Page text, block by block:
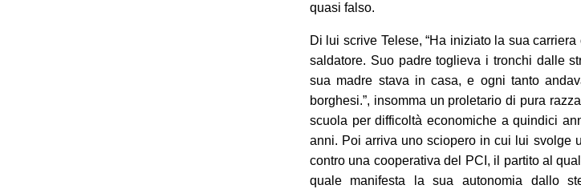
quasi falso.
Di lui scrive Telese, “Ha iniziato la sua
saldatore. Suo padre toglieva i tronchi dalle
sua madre stava in casa, e ogni tanto
borghesi.”, insomma un proletario di pura
scuola per difficoltà economiche a quindici
anni. Poi arriva uno sciopero in cui lui svolge
contro una cooperativa del PCI, il partito al
quale manifesta la sua autonomia dallo